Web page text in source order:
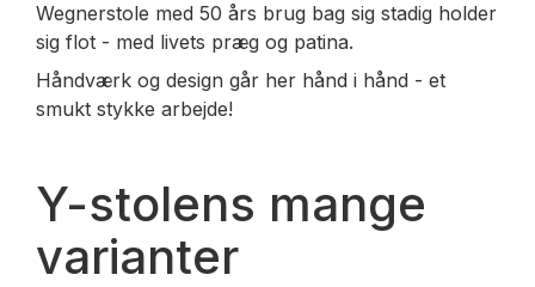
Wegnerstole med 50 års brug bag sig stadig holder
sig flot - med livets præg og patina.
Håndværk og design går her hånd i hånd - et
smukt stykke arbejde!
Y-stolens mange
varianter